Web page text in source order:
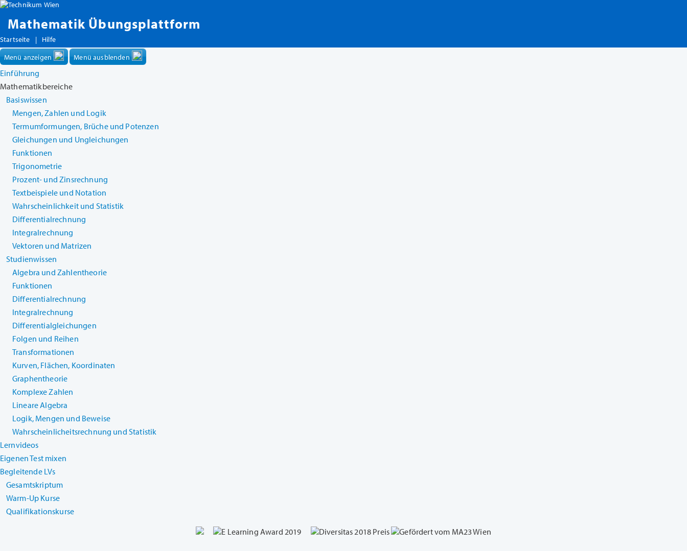
Mathematik Übungsplattform
Startseite | Hilfe
Menü anzeigen Menü ausblenden
Einführung
Mathematikbereiche
Basiswissen
Mengen, Zahlen und Logik
Termumformungen, Brüche und Potenzen
Gleichungen und Ungleichungen
Funktionen
Trigonometrie
Prozent- und Zinsrechnung
Textbeispiele und Notation
Wahrscheinlichkeit und Statistik
Differentialrechnung
Integralrechnung
Vektoren und Matrizen
Studienwissen
Algebra und Zahlentheorie
Funktionen
Differentialrechnung
Integralrechnung
Differentialgleichungen
Folgen und Reihen
Transformationen
Kurven, Flächen, Koordinaten
Graphentheorie
Komplexe Zahlen
Lineare Algebra
Logik, Mengen und Beweise
Wahrscheinlicheitsrechnung und Statistik
Lernvideos
Eigenen Test mixen
Begleitende LVs
Gesamtskriptum
Warm-Up Kurse
Qualifikationskurse